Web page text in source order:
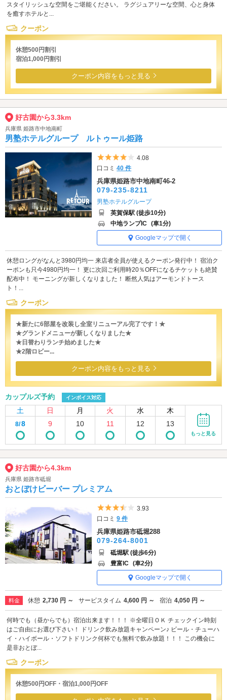
スタイリッシュな空間をご堪能ください。 ラグジュアリーな空間、心と身体
を癒すホテルと...
クーポン
休憩500円割引
宿泊1,000円割引
クーポン内容をもっと見る
好古園から3.3km
兵庫県 姫路市中地南町
男塾ホテルグループ ルトゥール姫路
5つ星のうち4
4.08
口コミ40 件
兵庫県姫路市中地南町46-2
079-235-8211
男塾ホテルグループ
英賀保駅 (徒歩10分)
中地ランプIC (車1分)
Googleマップで開く
休憩ロングがなんと3980円均一 来店者全員が使えるクーポン発行中！ 宿泊ク
ーポンも只今4980円均一！ 更に次回ご利用時20％OFFになるチケットも絶賛
配布中！ モーニングが新しくなりました！ 断然人気はアーモンドトース
ト！...
クーポン
★新たに6部屋を改装し全室リニューアル完了です！★
★グランドメニューが新しくなりました★
★日替わりランチ始めました★
★2階ロビー...
クーポン内容をもっと見る
カップルズ予約 インボイス対応
土 日 月 火 水 木
8/8 9 10 11 12 13
もっと見る
好古園から4.3km
兵庫県 姫路市砥堀
おとぼけビーバー プレミアム
5つ星のうち3.5
3.93
口コミ9 件
兵庫県姫路市砥堀288
079-264-8001
砥堀駅 (徒歩6分)
豊富IC (車2分)
Googleマップで開く
料金 休憩 2,730 円 ～ サービスタイム 4,600 円 ～ 宿泊 4,050 円 ～
何時でも（昼からでも）宿泊出来ます！！！ ※全曜日ＯＫ チェックイン時刻
はご自由にお選び下さい！ ドリンク飲み放題キャンペーン♪ ビール・チューハ
イ・ハイボール・ソフトドリンク何杯でも無料で飲み放題！！！ この機会に
是非おとぼ...
クーポン
休憩500円OFF・宿泊1,000円OFF